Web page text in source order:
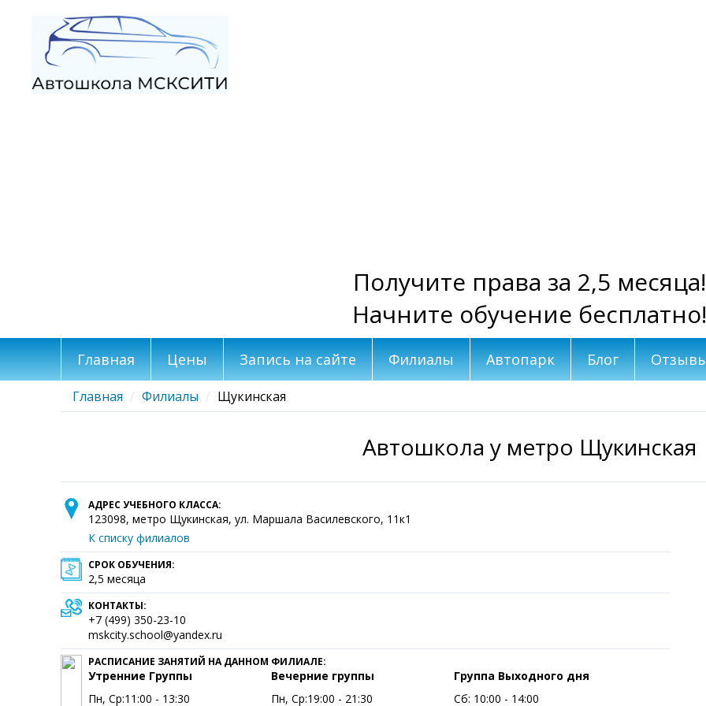
Получите права за 2,5 месяца!
Начните обучение бесплатно!
Главная Цены Запись на сайте Филиалы Автопарк Блог
Главная Филиалы Щукинская
Автошкола у метро Щукинская
АДРЕС УЧЕБНОГО КЛАССА:
123098, метро Щукинская, ул. Маршала Василевского, 11к1
К списку филиалов
СРОК ОБУЧЕНИЯ:
2,5 месяца
КОНТАКТЫ:
+7 (499) 350-23-10
mskcity.school@yandex.ru
РАСПИСАНИЕ ЗАНЯТИЙ НА ДАННОМ ФИЛИАЛЕ:
Утренние Группы
Пн, Ср:11:00 - 13:30
Вечерние группы
Пн, Ср:19:00 - 21:30
Группа Выходного дня
Сб: 10:00 - 14:00